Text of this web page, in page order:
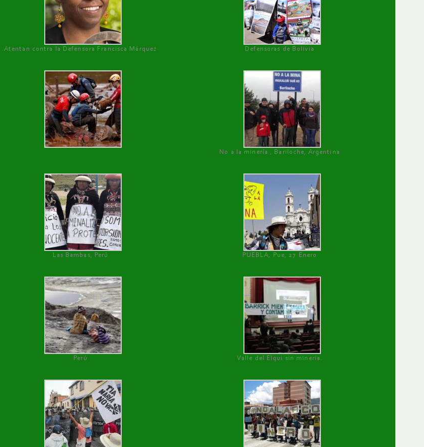
Atentan contra la Defensora Francisca Márquez Defensoras de Bolivia
No a la minería , Bariloche, Argentina
Las Bambas, Perú PUEBLA, Pue, 27 Enero
Perú Valle del Elqui sin minería.